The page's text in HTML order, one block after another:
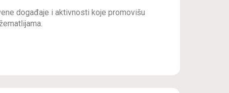
događaje i aktivnosti koje promovišu